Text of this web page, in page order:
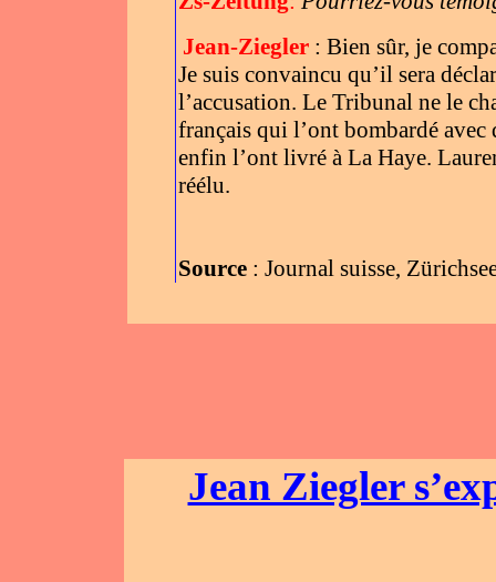
Jean-Ziegler : Bien sûr, je
Je suis convaincu qu’il sera
l’accusation. Le Tribunal ne le
français qui l’ont bombardé
enfin l’ont livré à La Haye.
réélu.
Source : Journal suisse,
Jean Ziegler